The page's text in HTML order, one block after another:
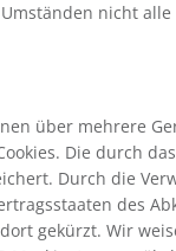
nicht alle
über mehrere
Die durch das
Durch die
des
gekürzt. Wir